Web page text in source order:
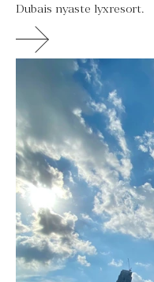
Dubais nyaste lyxresort.